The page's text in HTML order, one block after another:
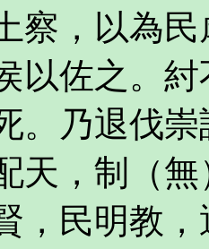
察，以為
以佐之。
。乃退伐
天，制（
，民明教